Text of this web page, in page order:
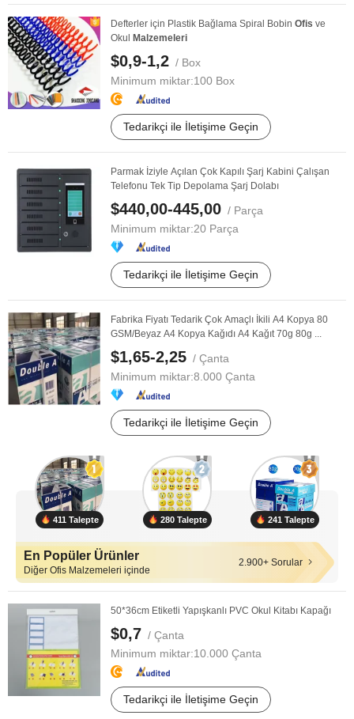
Defterler için Plastik Bağlama Spiral Bobin Ofis ve
Okul
Malzemeleri
$0,9-1,2 / Box
Minimum miktar:100 Box
Tedarikçi ile İletişime Geçin
Parmak İziyle Açılan Çok Kapılı Şarj Kabini Çalışan
Telefonu Tek Tip Depolama Şarj Dolabı
$440,00-445,00 / Parça
Minimum miktar:20 Parça
Tedarikçi ile İletişime Geçin
Fabrika Fiyatı Tedarik Çok Amaçlı İkili A4 Kopya 80
GSM/Beyaz A4 Kopya Kağıdı A4 Kağıt 70g 80g ...
$1,65-2,25 / Çanta
Minimum miktar:8.000 Çanta
Tedarikçi ile İletişime Geçin
411 Talepte 280 Talepte 241 Talepte
En Popüler Ürünler
Diğer Ofis Malzemeleri içinde
2.900+ Sorular
50*36cm Etiketli Yapışkanlı PVC Okul Kitabı Kapağı
$0,7 / Çanta
Minimum miktar:10.000 Çanta
Tedarikçi ile İletişime Geçin